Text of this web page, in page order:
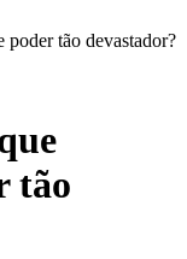
tão devastador?
tão